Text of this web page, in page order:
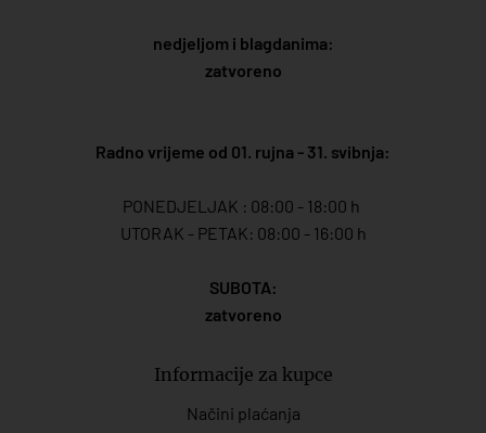
nedjeljom i blagdanima:
zatvoreno
Radno vrijeme od 01. rujna - 31. svibnja:
PONEDJELJAK : 08:00 - 18:00 h
UTORAK - PETAK: 08:00 - 16:00 h
SUBOTA:
zatvoreno
Informacije za kupce
Načini plaćanja